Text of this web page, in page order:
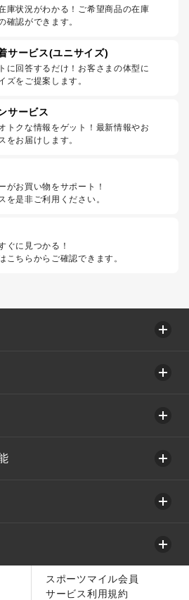
庫状況がわかる！ご希望商品の在庫
確認ができます。
サービス(ユニサイズ)
に回答するだけ！お客さまの体型に
ズをご提案します。
サービス
トクな情報をゲット！最新情報やお
をお届けします。
がお買い物をサポート！
を是非ご利用ください。
ぐに見つかる！
こちらからご確認できます。
スポーツマイル会員
サービス利用規約